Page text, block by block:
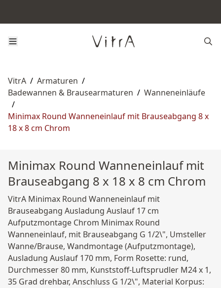
VitrA / Armaturen /
Badewannen & Brausearmaturen / Wanneneinläufe
/
Minimax Round Wanneneinlauf mit Brauseabgang 8 x
18 x 8 cm Chrom
Minimax Round Wanneneinlauf mit
Brauseabgang 8 x 18 x 8 cm Chrom
VitrA Minimax Round Wanneneinlauf mit
Brauseabgang Ausladung Auslauf 17 cm
Aufputzmontage Chrom Minimax Round
Wanneneinlauf, mit Brauseabgang G 1/2\", Umsteller
Wanne/Brause, Wandmontage (Aufputzmontage),
Ausladung Auslauf 170 mm, Form Rosette: rund,
Durchmesser 80 mm, Kunststoff-Luftsprudler M24 x 1,
35 Grad drehbar, Anschluss G 1/2\", Material Korpus: